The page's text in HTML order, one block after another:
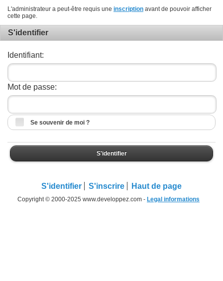
L'administrateur a peut-être requis une inscription avant de pouvoir afficher
cette page.
S'identifier
Identifiant:
Mot de passe:
Se souvenir de moi ?
S'identifier
S'identifier S'inscrire Haut de page
Copyright © 2000-2025 www.developpez.com - Legal informations